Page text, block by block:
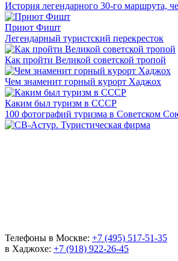
История легендарного 30-го маршрута,
Приют Фишт
Легендарный туристский перекресток
Как пройти Великой советской тропой
Чем знаменит горный курорт Хаджох
Каким был туризм в СССР
100 фотографий туризма в Советском
Телефоны в Москве: +7 (495) 517-51-35
в Хаджохе: +7 (918) 922-26-45